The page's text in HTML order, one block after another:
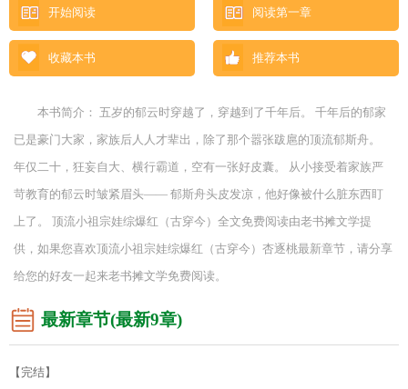
开始阅读 阅读第一章
收藏本书 推荐本书
本书简介： 五岁的郁云时穿越了，穿越到了千年后。 千年后的郁家
已是豪门大家，家族后人人才辈出，除了那个嚣张跋扈的顶流郁斯舟。
年仅二十，狂妄自大、横行霸道，空有一张好皮囊。 从小接受着家族严
苛教育的郁云时皱紧眉头—— 郁斯舟头皮发凉，他好像被什么脏东西盯
上了。 顶流小祖宗娃综爆红（古穿今）全文免费阅读由老书摊文学提
供，如果您喜欢顶流小祖宗娃综爆红（古穿今）杏逐桃最新章节，请分享
给您的好友一起来老书摊文学免费阅读。
最新章节(最新9章)
【完结】